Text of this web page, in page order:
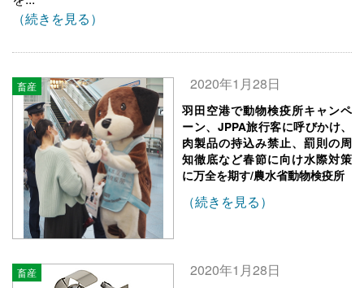
（続きを見る）
畜産 2020年1月28日
羽田空港で動物検疫所キャンペ
ーン、JPPA旅行客に呼びかけ、
肉製品の持込み禁止、罰則の周
知徹底など春節に向け水際対策
に万全を期す/農水省動物検疫所
（続きを見る）
畜産 2020年1月28日